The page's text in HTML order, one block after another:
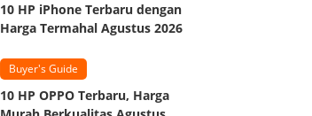
10 HP iPhone Terbaru dengan
Harga Termahal Agustus 2026
Buyer's Guide
10 HP OPPO Terbaru, Harga